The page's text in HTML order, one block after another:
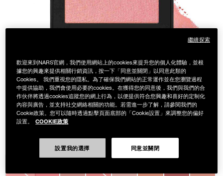
【8/3-8/10限定】限時輸碼贈迷你腮紅露 立即購買
Details
/zh/%E7%82%AB%E8%89%B2%E8%85%AE%E7%B4%85/
炫色腮紅
NT$1,450
歡迎來到NARS官網，我們使用網站上的cookies來提升您的個人化體驗，並根
據您的興趣來提供相關行銷資訊，按一下「同意並關閉」以同意此類的
Cookies。 我們重視您的隱私。為了確保我們網站的正常運作並在您瀏覽過程
中提供協助，我們會使用必要的cookies。在獲得您的同意後，我們與我們的合
作伙伴將透過cookies追蹤您的網上行為，以便提供符合您興趣和喜好的定制化
內容與廣告，並支持社交網絡相關的功能。若需進一步了解，請參閱我們的
Cookie政策。您可以隨時透過點擊頁面底部的「Cookie設置」來調整您的偏好
設置。
COOKIE政策
設置我的選擇 同意並關閉
繼續探索